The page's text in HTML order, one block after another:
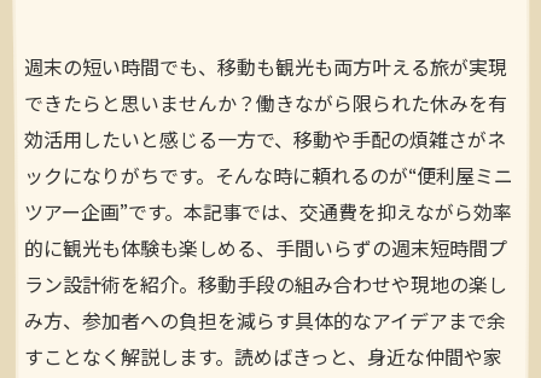
週末の短い時間でも、移動も観光も両方叶える旅が実現
できたらと思いませんか？働きながら限られた休みを有
効活用したいと感じる一方で、移動や手配の煩雑さがネ
ックになりがちです。そんな時に頼れるのが“便利屋ミニ
ツアー企画”です。本記事では、交通費を抑えながら効率
的に観光も体験も楽しめる、手間いらずの週末短時間プ
ラン設計術を紹介。移動手段の組み合わせや現地の楽し
み方、参加者への負担を減らす具体的なアイデアまで余
すことなく解説します。読めばきっと、身近な仲間や家